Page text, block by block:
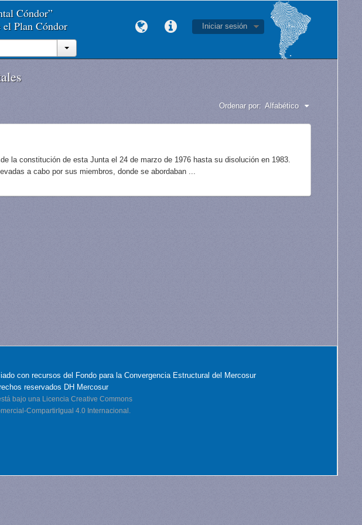
Cóndor”
el Plan Cóndor
Iniciar sesión
Ordenar por: Alfabético
la constitución de esta Junta el 24 de marzo de 1976 hasta su disolución en 1983.
a cabo por sus miembros, donde se abordaban ...
con recursos del Fondo para la Convergencia Estructural del Mercosur
reservados DH Mercosur
bajo una Licencia Creative Commons
CompartirIgual 4.0 Internacional.